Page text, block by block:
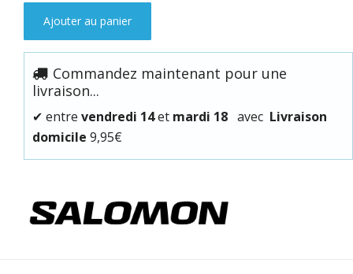
Ajouter au panier
Commandez maintenant pour une
livraison...
✔ entre vendredi 14et mardi 18 avec Livraison
domicile 9,95€